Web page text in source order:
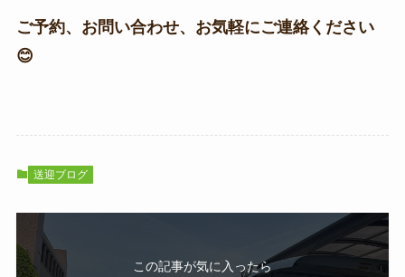
ご予約、お問い合わせ、お気軽にご連絡ください
😊
送迎ブログ
この記事が気に入ったら